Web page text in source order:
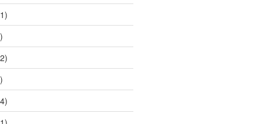
"OpenStack Block Storage" volumev2